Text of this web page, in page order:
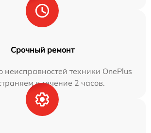
Срочный ремонт
неисправностей техники OnePlus
в течение 2 часов.